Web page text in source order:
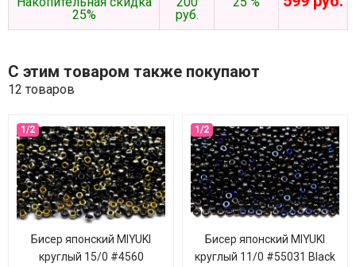
25%
руб.
С этим товаром также покупают
12 товаров
Бисер японский MIYUKI
круглый 15/0 #4560
Бисер японский MIYUKI
круглый 11/0 #55031 Black